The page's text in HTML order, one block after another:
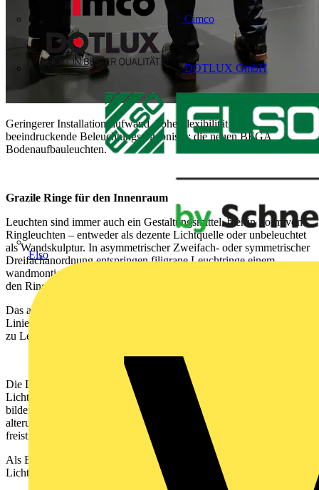
Cimco
DOTLUX GmbH
Elso
Geringerer Installationsaufwand, hohe Flexibilität und
beeindruckende Beleuchtungsergebnisse: die neuen BEGA
Bodenaufbauleuchten.
Grazile Ringe für den Innenraum
Leuchten sind immer auch ein Gestaltungsmittel, hier in Form von
Ringleuchten – entweder als dezente Lichtquelle oder unbeleuchtet
als Wandskulptur. In asymmetrischer Zweifach- oder symmetrischer
Dreifachanordnung entspringen filigrane Leuchtringe einem
wandmontierten Zylinder. Je nach Farbwahl erzeugen die Inlays in
den Ringen und im Zylinder einen deutlichen Kontrast zur Wand.
Das aufmerksamkeitsstarke Licht dieser Wandleuchten in filigranen
Linien und in klarer geometrischer Form ist die attraktive Alternative
zu Leuchten mit flächigem Licht.
Die Leuchten verleihen der Innenraum- und Flächengestaltung mit
Licht eine neue Leichtigkeit. LED-Module auf Aluminiumprofilen
bilden die ringförmigen Lichtquellen. Ein weißer Diffusor aus
alterungsbeständigem Silikon sorgt für die gleichmäßige
freistrahlende Lichtstärkeverteilung.
Als Einzelleuchten oder in Arrangements sind sie kreative
Lichtgestaltungslösungen in der Innenarchitektur.